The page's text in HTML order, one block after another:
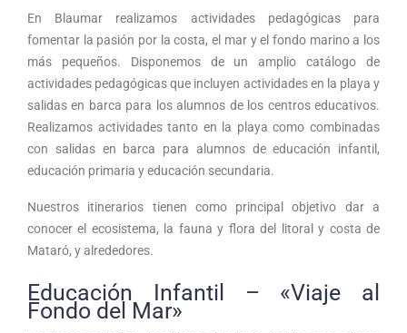
En Blaumar realizamos actividades pedagógicas para
fomentar la pasión por la costa, el mar y el fondo marino a los
más pequeños. Disponemos de un amplio catálogo de
actividades pedagógicas que incluyen actividades en la playa y
salidas en barca para los alumnos de los centros educativos.
Realizamos actividades tanto en la playa como combinadas
con salidas en barca para alumnos de educación infantil,
educación primaria y educación secundaria.
Nuestros itinerarios tienen como principal objetivo dar a
conocer el ecosistema, la fauna y flora del litoral y costa de
Mataró, y alrededores.
Educación Infantil – «Viaje al
Fondo del Mar»